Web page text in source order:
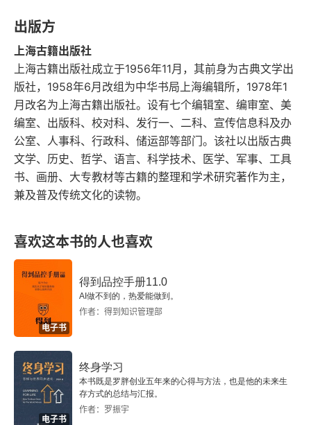
十一 戴震和他的科学精神
十二 戴门后学
十三 “朴学”
十四 经史考证
十六 金石学、校勘学和辑佚学
十七 清代的“学者社会”
十八 清学全盛的时代环境
二十 清学分裂的原因
二十一 清学分裂的导火线
出版方
上海古籍出版社
上海古籍出版社成立于1956年11月，其前身为古典文学出
版社，1958年6月改组为中华书局上海编辑所，1978年1
月改名为上海古籍出版社。设有七个编辑室、编审室、美
编室、出版科、校对科、发行一、二科、宣传信息科及办
公室、人事科、行政科、储运部等部门。该社以出版古典
文学、历史、哲学、语言、科学技术、医学、军事、工具
书、画册、大专教材等古籍的整理和学术研究著作为主，
兼及普及传统文化的读物。
喜欢这本书的人也喜欢
电子书
得到品控手册11.0
AI做不到的，热爱能做到。
作者：得到知识管理部
电子书
终身学习
本书既是罗胖创业五年来的心得与方法，也是他的未来生
存方式的总结与汇报。
作者：罗振宇